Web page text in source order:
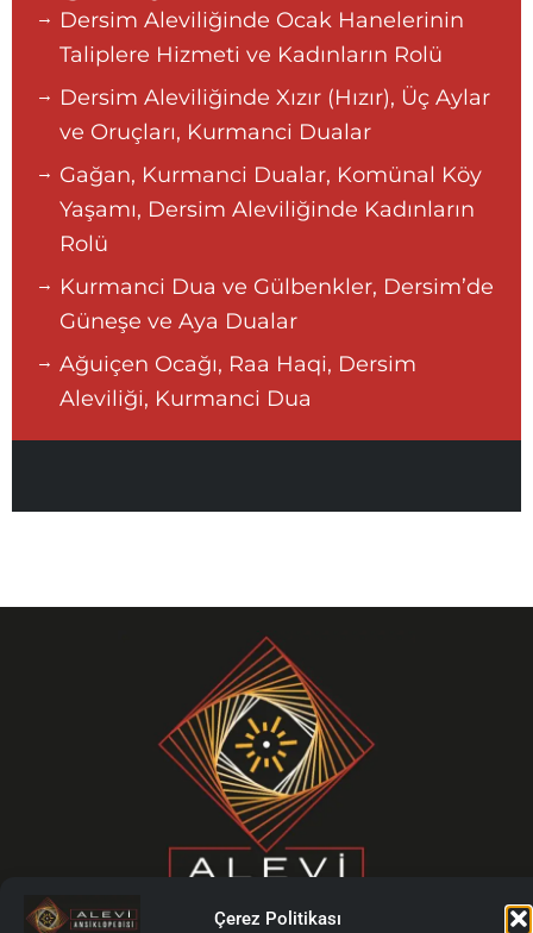
Çerez Politikası
Dersim Aleviliğinde Ocak Hanelerinin
Taliplere Hizmeti ve Kadınların Rolü
Dersim Aleviliğinde Xızır (Hızır), Üç Aylar
ve Oruçları, Kurmanci Dualar
Gağan, Kurmanci Dualar, Komünal Köy
Yaşamı, Dersim Aleviliğinde Kadınların
Rolü
Kurmanci Dua ve Gülbenkler, Dersim’de
Güneşe ve Aya Dualar
Ağuiçen Ocağı, Raa Haqi, Dersim
Aleviliği, Kurmanci Dua